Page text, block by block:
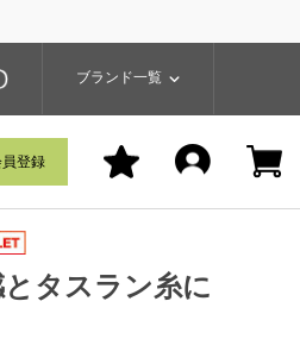
ブランド一覧
登録
タスラン糸に